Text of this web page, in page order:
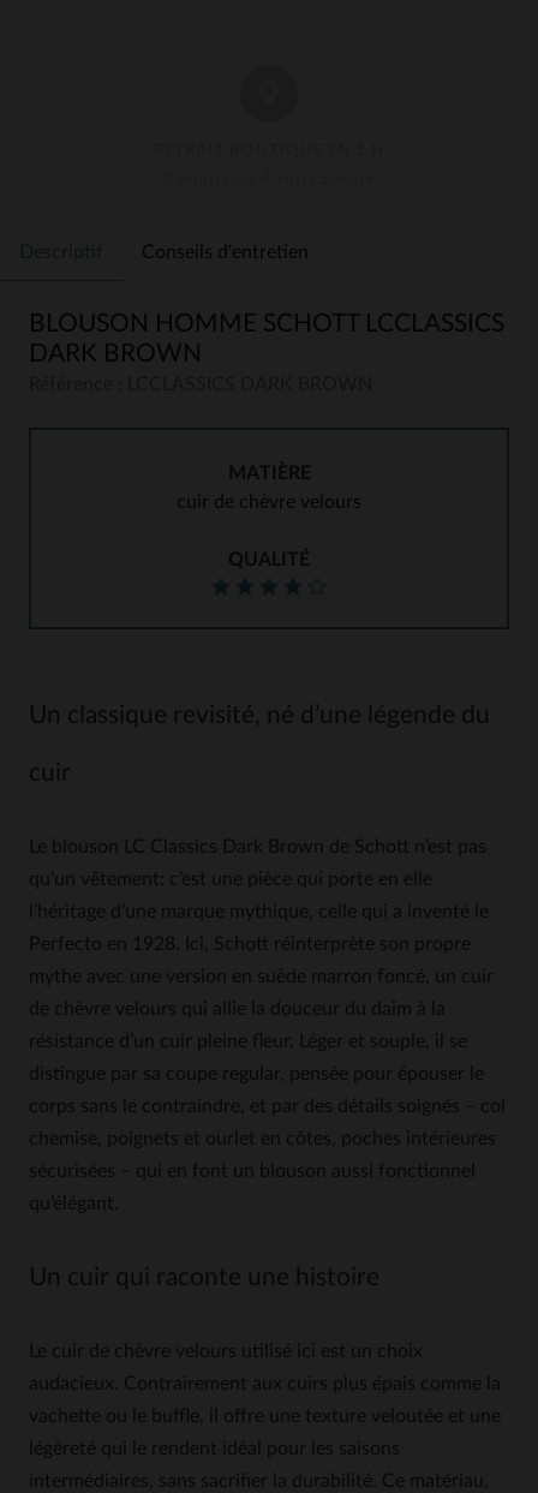
Descriptif Conseils d'entretien
BLOUSON HOMME SCHOTT LCCLASSICS
DARK BROWN
MATIÈRE
cuir de chèvre velours
QUALITÉ
Un classique revisité, né d’une légende du
cuir
Le blouson LC Classics Dark Brown de Schott n’est pas
qu’un vêtement: c’est une pièce qui porte en elle
l’héritage d’une marque mythique, celle qui a inventé le
Perfecto en 1928. Ici, Schott réinterprète son propre
mythe avec une version en suède marron foncé, un cuir
de chèvre velours qui allie la douceur du daim à la
résistance d’un cuir pleine fleur. Léger et souple, il se
distingue par sa coupe regular, pensée pour épouser le
corps sans le contraindre, et par des détails soignés – col
chemise, poignets et ourlet en côtes, poches intérieures
sécurisées – qui en font un blouson aussi fonctionnel
qu’élégant.
Un cuir qui raconte une histoire
Le cuir de chèvre velours utilisé ici est un choix
audacieux. Contrairement aux cuirs plus épais comme la
vachette ou le buffle, il offre une texture veloutée et une
légèreté qui le rendent idéal pour les saisons
intermédiaires, sans sacrifier la durabilité. Ce matériau,